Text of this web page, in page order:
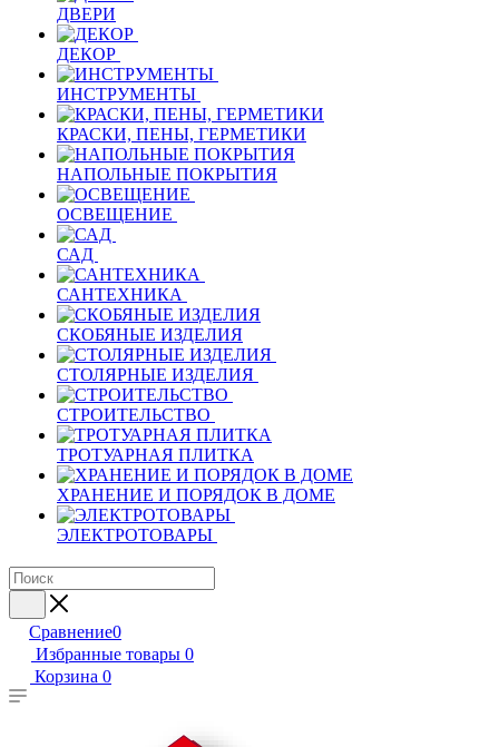
ДВЕРИ
ДЕКОР
ИНСТРУМЕНТЫ
КРАСКИ, ПЕНЫ, ГЕРМЕТИКИ
НАПОЛЬНЫЕ ПОКРЫТИЯ
ОСВЕЩЕНИЕ
САД
САНТЕХНИКА
СКОБЯНЫЕ ИЗДЕЛИЯ
СТОЛЯРНЫЕ ИЗДЕЛИЯ
СТРОИТЕЛЬСТВО
ТРОТУАРНАЯ ПЛИТКА
ХРАНЕНИЕ И ПОРЯДОК В ДОМЕ
ЭЛЕКТРОТОВАРЫ
Сравнение0
Избранные товары 0
Корзина 0